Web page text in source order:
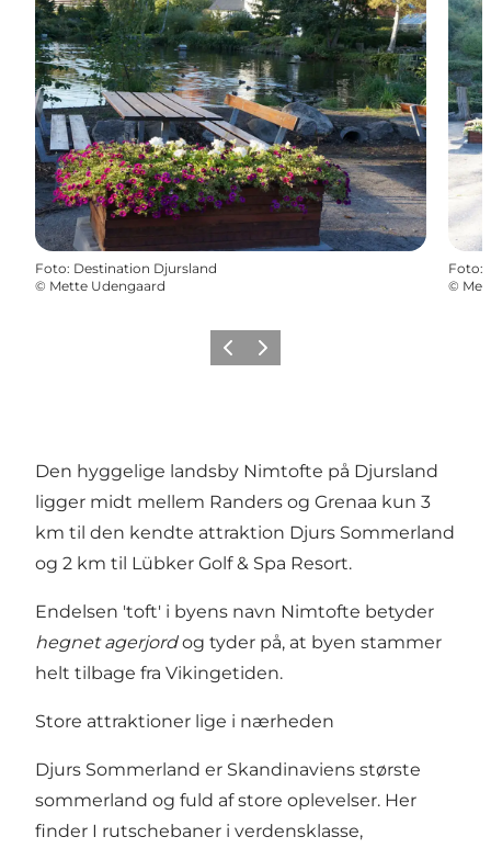
Foto: Destination Djursland
© Mette Udengaard
Foto:
©
ForrigeNæste
Den hyggelige landsby Nimtofte på Djursland
ligger midt mellem Randers og Grenaa kun 3
km til den kendte attraktion Djurs Sommerland
og 2 km til Lübker Golf & Spa Resort.
Endelsen 'toft' i byens navn Nimtofte betyder
hegnet agerjordog tyder på, at byen stammer
helt tilbage fra Vikingetiden.
Store attraktioner lige i nærheden
Djurs Sommerland er Skandinaviens største
sommerland og fuld af store oplevelser. Her
finder I rutschebaner i verdensklasse,